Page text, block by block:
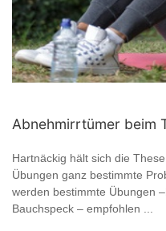
Abnehmirrtümer beim
Hartnäckig hält sich die
Übungen ganz bestimmte
werden bestimmte Übungen
Bauchspeck – empfohlen ...